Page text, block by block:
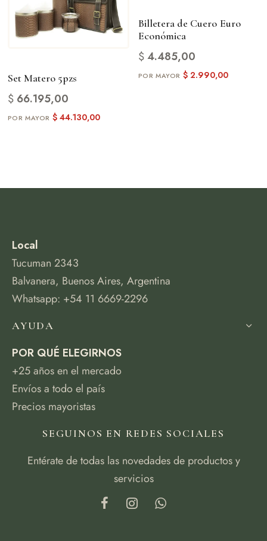
Set Matero 5pzs
$66.195,00
$44.130,00
Billetera de Cuero Euro
Económica
$4.485,00
$2.990,00
Local
Tucuman 2343
Balvanera, Buenos Aires, Argentina
Whatsapp: +54 11 6669-2296
AYUDA
POR QUÉ ELEGIRNOS
+25 años en el mercado
Envíos a todo el país
Precios mayoristas
SEGUINOS EN REDES SOCIALES
Entérate de todas las novedades de productos y
servicios